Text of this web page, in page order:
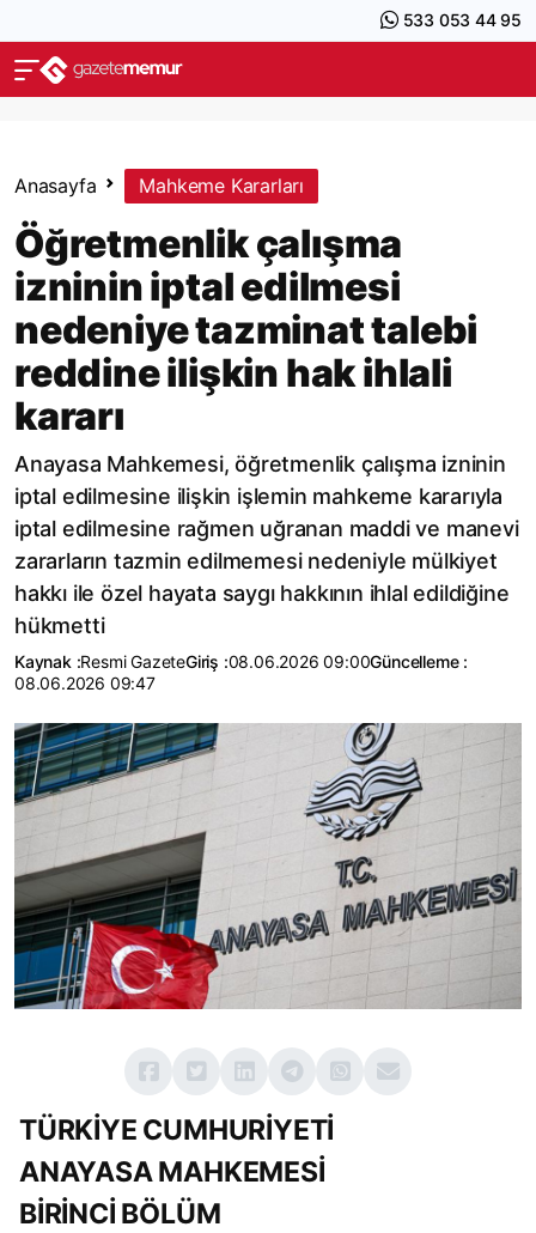
533 053 44 95
Anasayfa Mahkeme Kararları
Öğretmenlik çalışma
izninin iptal edilmesi
nedeniye tazminat talebi
reddine ilişkin hak ihlali
kararı
Anayasa Mahkemesi, öğretmenlik çalışma izninin
iptal edilmesine ilişkin işlemin mahkeme kararıyla
iptal edilmesine rağmen uğranan maddi ve manevi
zararların tazmin edilmemesi nedeniyle mülkiyet
hakkı ile özel hayata saygı hakkının ihlal edildiğine
hükmetti
Kaynak :Resmi GazeteGiriş :08.06.2026 09:00Güncelleme :
08.06.2026 09:47
TÜRKİYE CUMHURİYETİ
ANAYASA MAHKEMESİ
BİRİNCİ BÖLÜM